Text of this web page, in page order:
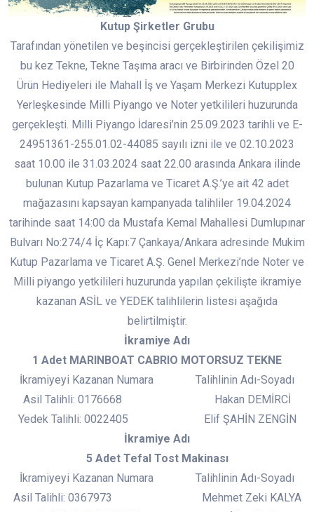
Kutup Şirketler Grubu
Tarafından yönetilen ve beşincisi gerçekleştirilen çekilişimiz
bu kez Tekne, Tekne Taşıma aracı ve Birbirinden Özel 20
Ürün Hediyeleri ile Mahall İş ve Yaşam Merkezi Kutupplex
Yerleşkesinde Milli Piyango ve Noter yetkilileri huzurunda
gerçekleşti. Milli Piyango İdaresi’nin 25.09.2023 tarihli ve E-
24951361-255.01.02-44085 sayılı izni ile ve 02.10.2023
saat 10.00 ile 31.03.2024 saat 22.00 arasında Ankara ilinde
bulunan Kutup Pazarlama ve Ticaret A.Ş.’ye ait 42 adet
mağazasını kapsayan kampanyada talihliler 19.04.2024
tarihinde saat 14:00 da Mustafa Kemal Mahallesi Dumlupınar
Bulvarı No:274/4 İç Kapı:7 Çankaya/Ankara adresinde Mukim
Kutup Pazarlama ve Ticaret A.Ş. Genel Merkezi’nde Noter ve
Milli piyango yetkilileri huzurunda yapılan çekilişte ikramiye
kazanan ASİL ve YEDEK talihlilerin listesi aşağıda
belirtilmiştir.
İkramiye Adı
1 Adet MARINBOAT CABRIO MOTORSUZ TEKNE
İkramiyeyi Kazanan Numara Talihlinin Adı-Soyadı
Asil Talihli: 0176668 Hakan DEMİRCİ
Yedek Talihli: 0022405 Elif ŞAHİN ZENGİN
İkramiye Adı
5 Adet Tefal Tost Makinası
İkramiyeyi Kazanan Numara Talihlinin Adı-Soyadı
Asil Talihli: 0367973 Mehmet Zeki KALYA